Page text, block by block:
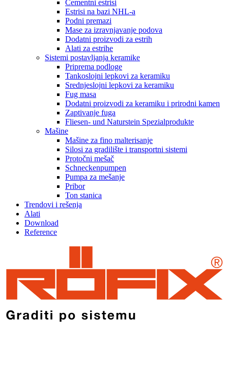
Cementni estrisi
Estrisi na bazi NHL-a
Podni premazi
Mase za izravnjavanje podova
Dodatni proizvodi za estrih
Alati za estrihe
Sistemi postavljanja keramike
Priprema podloge
Tankoslojni lepkovi za keramiku
Srednjeslojni lepkovi za keramiku
Fug masa
Dodatni proizvodi za keramiku i prirodni kamen
Zaptivanje fuga
Fliesen- und Naturstein Spezialprodukte
Mašine
Mašine za fino malterisanje
Silosi za gradilište i transportni sistemi
Protočni mešač
Schneckenpumpen
Pumpa za mešanje
Pribor
Ton stanica
Trendovi i rešenja
Alati
Download
Reference